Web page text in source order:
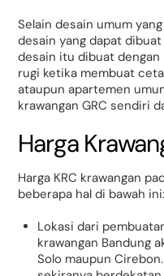
Selain desain umum
desain yang dapat
desain itu dibuat dengan
rugi ketika membuat
ataupun apartemen
krawangan GRC sendiri
Harga
Harga KRC krawangan
beberapa hal di bawah ini:
Lokasi dari
krawangan Bandung
Solo maupun